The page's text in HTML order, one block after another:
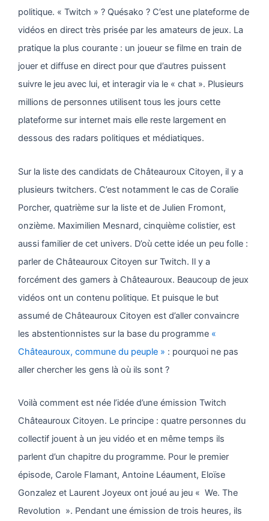
politique. « Twitch » ? Quésako ? C’est une plateforme de
vidéos en direct très prisée par les amateurs de jeux. La
pratique la plus courante : un joueur se filme en train de
jouer et diffuse en direct pour que d’autres puissent
suivre le jeu avec lui, et interagir via le « chat ». Plusieurs
millions de personnes utilisent tous les jours cette
plateforme sur internet mais elle reste largement en
dessous des radars politiques et médiatiques.
Sur la liste des candidats de Châteauroux Citoyen, il y a
plusieurs twitchers. C’est notamment le cas de Coralie
Porcher, quatrième sur la liste et de Julien Fromont,
onzième. Maximilien Mesnard, cinquième colistier, est
aussi familier de cet univers. D’où cette idée un peu folle :
parler de Châteauroux Citoyen sur Twitch. Il y a
forcément des gamers à Châteauroux. Beaucoup de jeux
vidéos ont un contenu politique. Et puisque le but
assumé de Châteauroux Citoyen est d’aller convaincre
les abstentionnistes sur la base du programme «
Châteauroux, commune du peuple » : pourquoi ne pas
aller chercher les gens là où ils sont ?
Voilà comment est née l’idée d’une émission Twitch
Châteauroux Citoyen. Le principe : quatre personnes du
collectif jouent à un jeu vidéo et en même temps ils
parlent d’un chapitre du programme. Pour le premier
épisode, Carole Flamant, Antoine Léaument, Eloïse
Gonzalez et Laurent Joyeux ont joué au jeu « We. The
Revolution ». Pendant une émission de trois heures, ils